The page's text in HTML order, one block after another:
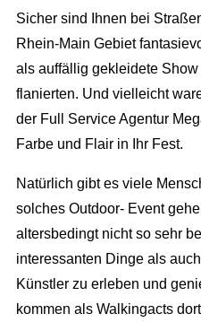
Sicher sind Ihnen bei
Rhein-Main Gebiet
als auffällig gekleidete
flanierten. Und vielleicht
der Full Service Agentur
Farbe und Flair in Ihr Fest.
Natürlich gibt es viele
solches Outdoor- Event
altersbedingt nicht so sehr
interessanten Dinge als
Künstler zu erleben und
kommen als Walkingacts